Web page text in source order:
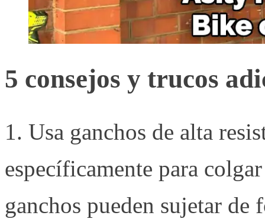
5 consejos y trucos
1. Usa ganchos de alta
específicamente para
ganchos pueden sujetar